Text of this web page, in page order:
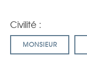
Civilité :
MONSIEUR